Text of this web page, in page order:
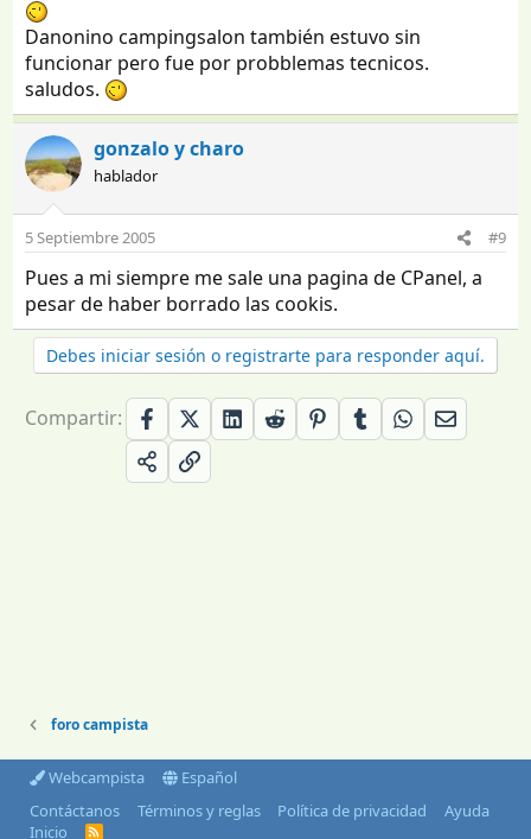
Danonino campingsalon también estuvo sin
funcionar pero fue por probblemas tecnicos.
saludos.
gonzalo y charo
hablador
5 Septiembre 2005 #9
Pues a mi siempre me sale una pagina de CPanel, a
pesar de haber borrado las cookis.
Debes iniciar sesión o registrarte para responder aquí.
Compartir:
foro campista
Webcampista
Español
Contáctanos
Términos y reglas Política de privacidad
Ayuda
Inicio
R